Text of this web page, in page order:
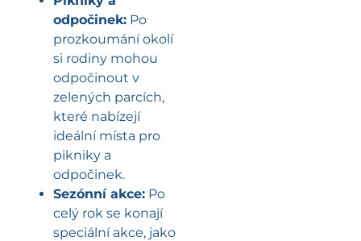
odpočinek: Po
prozkoumání okolí
si rodiny mohou
odpočinout v
zelených parcích,
které nabízejí
ideální místa pro
pikniky a
odpočinek.
Sezónní akce: Po
celý rok se konají
speciální akce, jako